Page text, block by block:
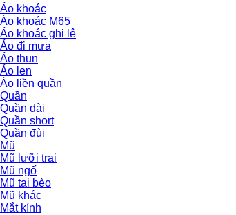
Áo khoác
Áo khoác M65
Áo khoác ghi lê
Áo đi mưa
Áo thun
Áo len
Áo liền quần
Quần
Quần dài
Quần short
Quần đùi
Mũ
Mũ lưỡi trai
Mũ ngố
Mũ tai bèo
Mũ khác
Mắt kính